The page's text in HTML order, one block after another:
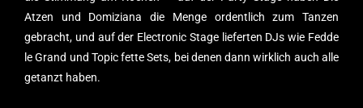
Atzen und Domiziana die Menge ordentlich zum Tanzen
gebracht, und auf der Electronic Stage lieferten DJs wie Fedde
le Grand und Topic fette Sets, bei denen dann wirklich auch alle
getanzt haben.